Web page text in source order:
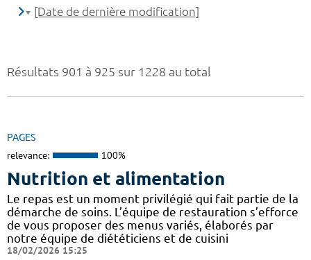
Résultats 901 à 925 sur 1228 au total
PAGES
relevance: 100%
Nutrition et alimentation
Le repas est un moment privilégié qui fait partie de la
démarche de soins. L’équipe de restauration s’efforce
de vous proposer des menus variés, élaborés par
notre équipe de diététiciens et de cuisini
18/02/2026 15:25
[Date de dernière modification]